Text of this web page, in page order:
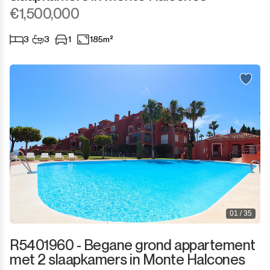
Sotogrande Marina
Castellar de la Frontera
Jimena de la Frontera
Tarifa
€1,500,000
3 3 1 185m²
01 / 35
R5401960 - Begane grond appartement
met 2 slaapkamers in Monte Halcones